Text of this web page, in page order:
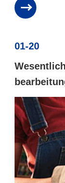
01-20